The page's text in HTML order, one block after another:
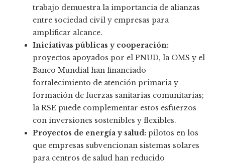
trabajo demuestra la importancia de alianzas
entre sociedad civil y empresas para
amplificar alcance.
Iniciativas públicas y cooperación:
proyectos apoyados por el PNUD, la OMS y el
Banco Mundial han financiado
fortalecimiento de atención primaria y
formación de fuerzas sanitarias comunitarias;
la RSE puede complementar estos esfuerzos
con inversiones sostenibles y flexibles.
Proyectos de energía y salud: pilotos en los
que empresas subvencionan sistemas solares
para centros de salud han reducido